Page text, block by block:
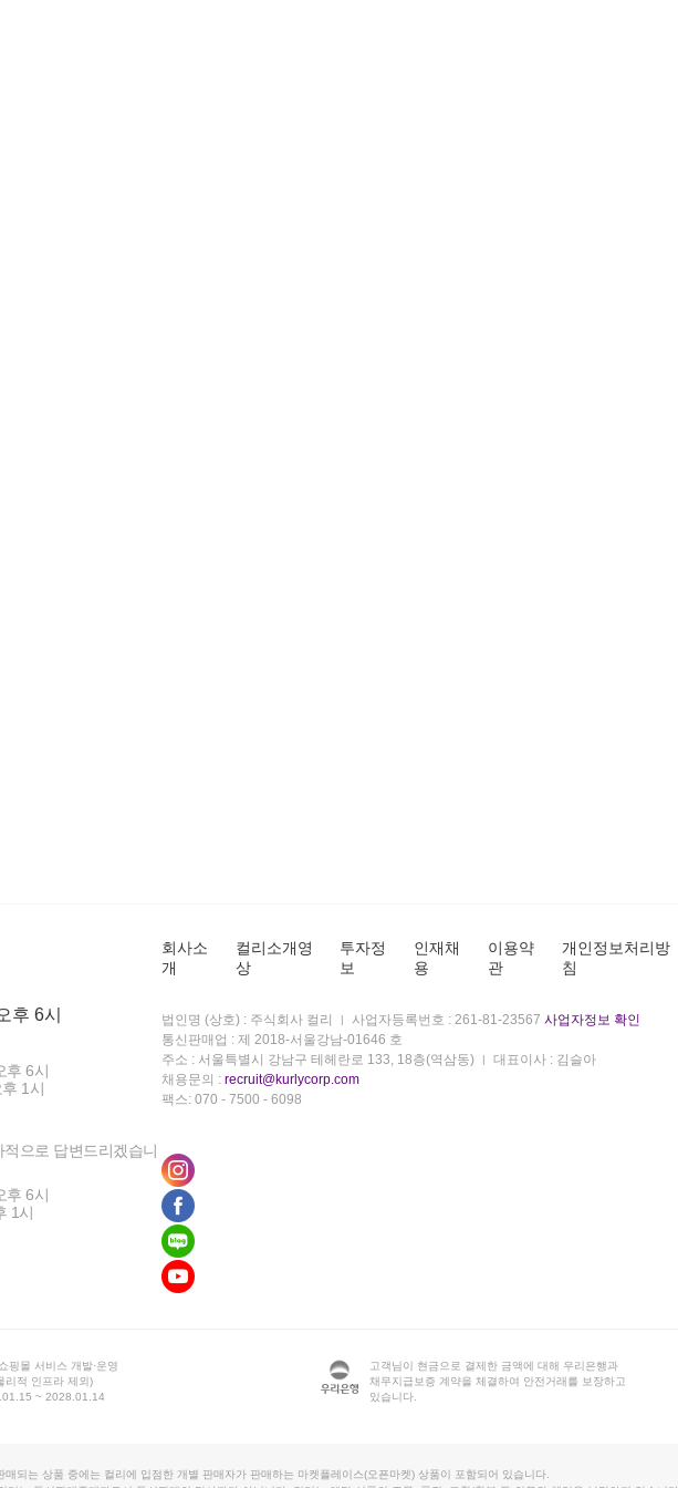
후 6시
후 6시
1시
으로 답변드리겠습니
후 6시
1시
회사소
개
컬리소개영
상
투자정
보
인재채
용
이용약
관
개인정보처리방
침
법인명 (상호) : 주식회사 컬리 사업자등록번호 : 261-81-23567 사업자정보 확인
통신판매업 : 제 2018-서울강남-01646 호
주소 : 서울특별시 강남구 테헤란로 133, 18층(역삼동)
대표이사 : 김슬아
채용문의 : recruit@kurlycorp.com
팩스: 070 - 7500 - 6098
핑몰 서비스 개발·운영
리적 인프라 제외)
~ 2028.01.14
고객님이 현금으로 결제한 금액에 대해 우리은행과
채무지급보증 계약을 체결하여 안전거래를 보장하고
있습니다.
매되는 상품 중에는 컬리에 입점한 개별 판매자가 판매하는 마켓플레이스(오픈마켓) 상품이 포함되어 있습니다.